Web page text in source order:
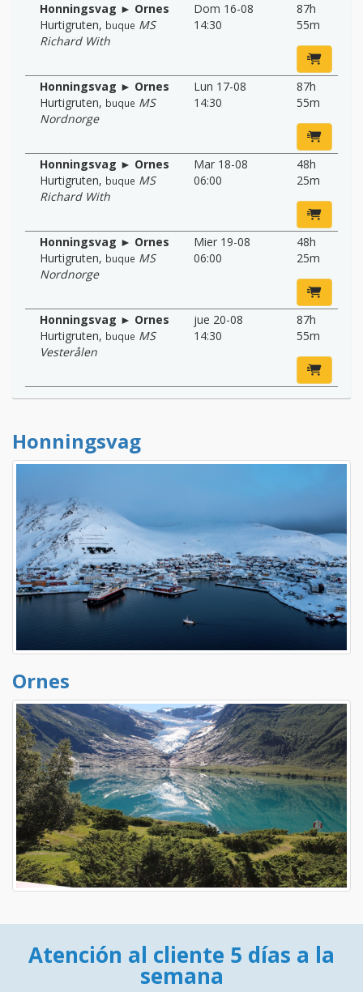
Honningsvag ► Ornes
Hurtigruten, buque MS
Richard With
Dom 16-08
14:30
87h
55m
Honningsvag ► Ornes
Hurtigruten, buque MS
Nordnorge
Lun 17-08
14:30
87h
55m
Honningsvag ► Ornes
Hurtigruten, buque MS
Richard With
Mar 18-08
06:00
48h
25m
Honningsvag ► Ornes
Hurtigruten, buque MS
Nordnorge
Mier 19-08
06:00
48h
25m
Honningsvag ► Ornes
Hurtigruten, buque MS
Vesterålen
jue 20-08
14:30
87h
55m
Honningsvag
Ornes
Atención al cliente 5 días a la
semana